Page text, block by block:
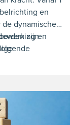
en
de dynamische
zijnen